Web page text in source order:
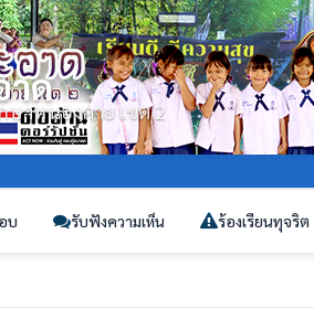
าด
าหนองคาย เขต 2
บ รับฟังความเห็น ร้องเรียนทุจริต